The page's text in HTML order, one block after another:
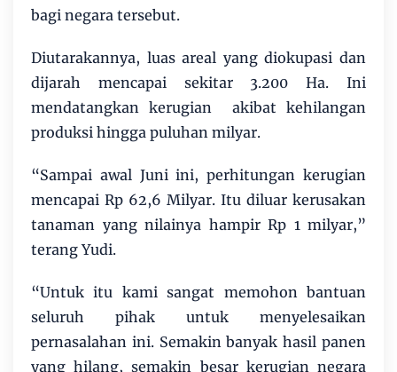
bagi negara tersebut.
⁠Diutarakannya, luas areal yang diokupasi dan
dijarah mencapai sekitar 3.200 Ha. Ini
mendatangkan kerugian akibat kehilangan
produksi hingga puluhan milyar.
“Sampai awal Juni ini, perhitungan kerugian
mencapai Rp 62,6 Milyar. Itu diluar kerusakan
tanaman yang nilainya hampir Rp 1 milyar,”
terang Yudi.
“Untuk itu kami sangat memohon bantuan
seluruh pihak untuk menyelesaikan
pernasalahan ini. Semakin banyak hasil panen
yang hilang, semakin besar kerugian negara